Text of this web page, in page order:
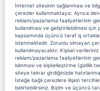
İnternet sitesinin sağlanması ve
çerezler kullanmaktayız. Ayrıca
reklam/pazarlama faaliyetlerinin
kullanılması ve geliştirilebilmesi
kapsamında üçüncü taraf iş
istenmektedir. Zorunlu olmayan
kullanılmayacaktır. Kişisel
reklam/pazarlama faaliyetlerinin
kılınması ve kişiselleştirme (gizlilik
siteye tekrar girdiğinizde
İsteğe bağlı çerezlere ilişkin
belirtebilirsiniz. Bizim ve üçüncü